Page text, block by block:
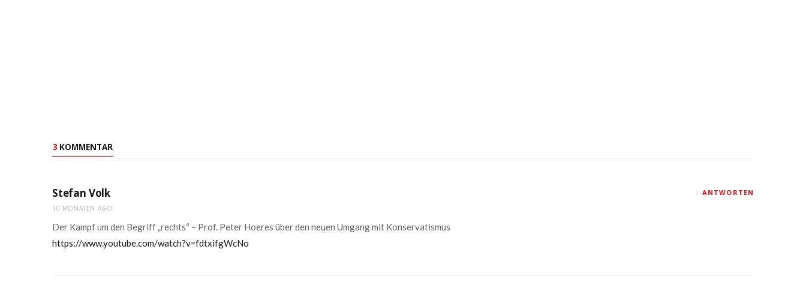
3 KOMMENTAR
Stefan Volk
10 MONATEN AGO
ANTWORTEN
Der Kampf um den Begriff „rechts“ – Prof. Peter Hoeres über den neuen Umgang mit Konservatismus
https://www.youtube.com/watch?v=fdtxifgWcNo